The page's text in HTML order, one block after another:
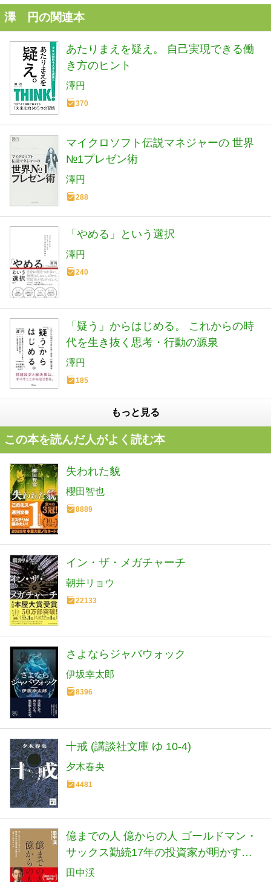
澤 円の関連本
あたりまえを疑え。 自己実現できる働
き方のヒント
澤円
370
マイクロソフト伝説マネジャーの 世界
№1プレゼン術
澤円
288
「やめる」という選択
澤円
240
「疑う」からはじめる。 これからの時
代を生き抜く思考・行動の源泉
澤円
185
もっと見る
この本を読んだ人がよく読む本
失われた貌
櫻田智也
8889
イン・ザ・メガチャーチ
朝井リョウ
22133
さよならジャバウォック
伊坂幸太郎
8396
十戒 (講談社文庫 ゆ 10-4)
夕木春央
4481
億までの人 億からの人 ゴールドマン・
サックス勤続17年の投資家が明かす
「兆人」のマインド
田中渓